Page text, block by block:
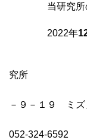
当研究所の年
2022年
公益財団
究所
〒460-
－９－１９ ミズ
TEL
052-324-6592